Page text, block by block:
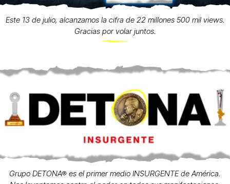
Este 13 de julio, alcanzamos la cifra de 22 millones 500 mil views.
Gracias por volar juntos.
Grupo DETONA® es el primer medio INSURGENTE de América.